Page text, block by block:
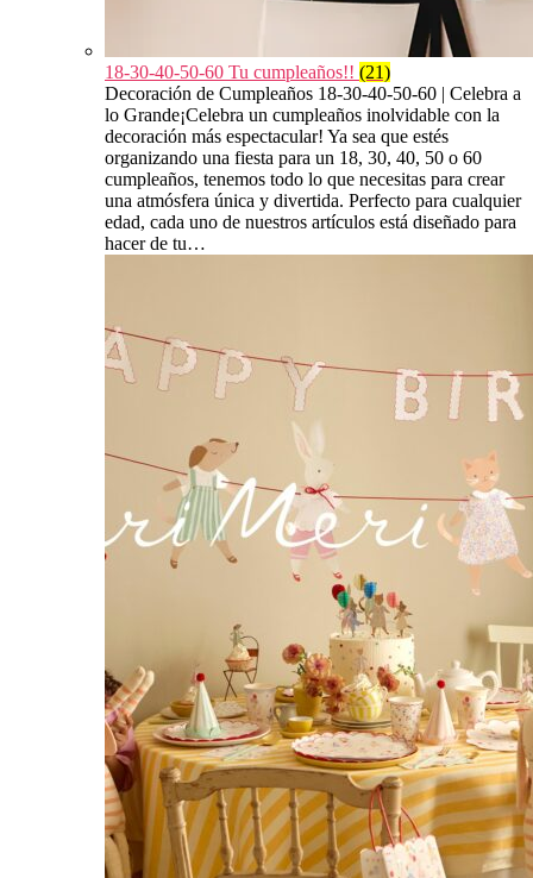
18-30-40-50-60 Tu cumpleaños!! (21)
Decoración de Cumpleaños 18-30-40-50-60 | Celebra a
lo Grande¡Celebra un cumpleaños inolvidable con la
decoración más espectacular! Ya sea que estés
organizando una fiesta para un 18, 30, 40, 50 o 60
cumpleaños, tenemos todo lo que necesitas para crear
una atmósfera única y divertida. Perfecto para cualquier
edad, cada uno de nuestros artículos está diseñado para
hacer de tu…